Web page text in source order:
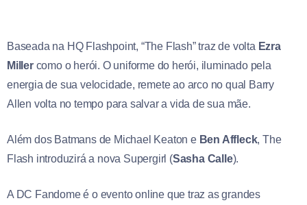
Baseada na HQ Flashpoint, “The Flash” traz de volta Ezra
Millercomo o herói. O uniforme do herói, iluminado pela
energia de sua velocidade, remete ao arco no qual Barry
Allen volta no tempo para salvar a vida de sua mãe.
Além dos Batmans de Michael Keaton e Ben Affleck, The
Flash introduzirá a nova Supergirl (Sasha Calle).
A DC Fandome é o evento online que traz as grandes